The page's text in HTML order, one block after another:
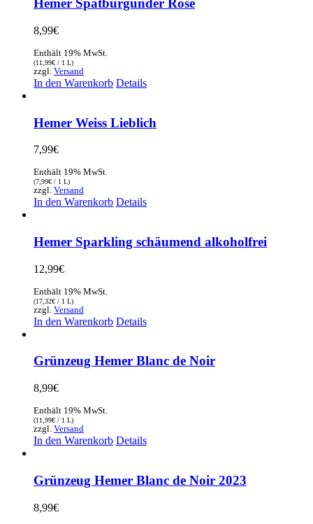
Hemer Spätburgunder Rose
8,99€
Enthält 19% MwSt.
(11,99€ / 1 L)
zzgl. Versand
In den Warenkorb Details
Hemer Weiss Lieblich
7,99€
Enthält 19% MwSt.
(7,99€ / 1 L)
zzgl. Versand
In den Warenkorb Details
Hemer Sparkling schäumend alkoholfrei
12,99€
Enthält 19% MwSt.
(17,32€ / 1 L)
zzgl. Versand
In den Warenkorb Details
Grünzeug Hemer Blanc de Noir
8,99€
Enthält 19% MwSt.
(11,99€ / 1 L)
zzgl. Versand
In den Warenkorb Details
Grünzeug Hemer Blanc de Noir 2023
8,99€